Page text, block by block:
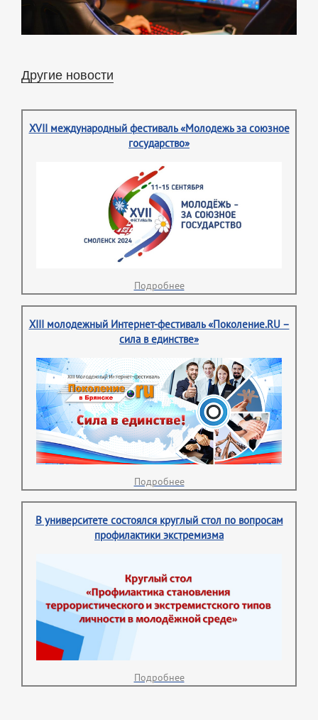
Другие новости
XVII международный фестиваль «Молодежь за союзное
государство»
Подробнее
XIII молодежный Интернет-фестиваль «Поколение.RU –
сила в единстве»
Подробнее
В университете состоялся круглый стол по вопросам
профилактики экстремизма
Подробнее